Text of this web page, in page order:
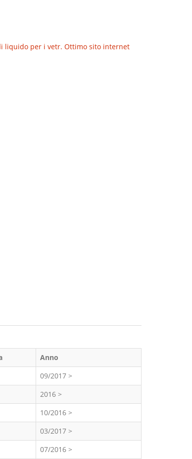
liquido per i vetr. Ottimo sito internet
Anno
09/2017 >
2016 >
10/2016 >
03/2017 >
07/2016 >